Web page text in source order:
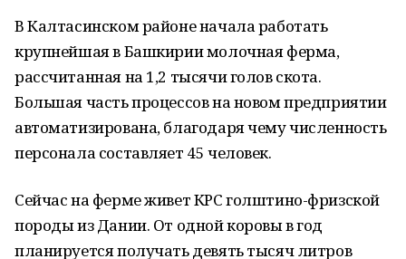
В Калтасинском районе начала работать
крупнейшая в Башкирии молочная ферма,
рассчитанная на 1,2 тысячи голов скота.
Большая часть процессов на новом предприятии
автоматизирована, благодаря чему численность
персонала составляет 45 человек.
Сейчас на ферме живет КРС голштино-фризской
породы из Дании. От одной коровы в год
планируется получать девять тысяч литров